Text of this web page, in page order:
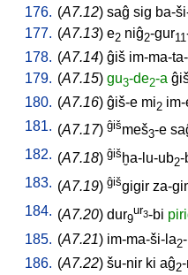
176. (A7.12) saĝ sig ba-
177. (A7.13) e2 niĝ2-gur11
178. (A7.14) ĝiš im-ma-
179. (A7.15) gu3-de2-a
180. (A7.16) ĝiš-e mi2
181. (A7.17) ĝišmeš3-e
182. (A7.18) ĝiš ḫa-lu-ub2-
183. (A7.19) ĝišgigir za-
184. (A7.20) dur9
ur3-bi
185. (A7.21) im-ma-ši-la2
186. (A7.22) šu-nir ki aĝ2